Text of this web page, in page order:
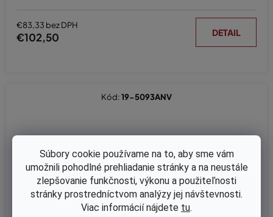
Súbory cookie používame na to, aby sme vám
umožnili pohodlné prehliadanie stránky a na neustále
zlepšovanie funkčnosti, výkonu a použiteľnosti
stránky prostredníctvom analýzy jej návštevnosti.
Viac informácií nájdete tu.
€83,33 bez DPH
€102,50 DETAIL
Kód:19-5093ANV